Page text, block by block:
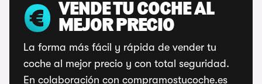
VENDE TU COCHE AL
MEJOR PRECIO
La forma más fácil y rápida de vender tu
coche al mejor precio y con total seguridad.
En colaboración con compramostucoche.es